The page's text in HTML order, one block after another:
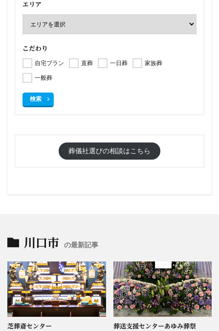
エリア
こだわり
自宅プラン 直葬 一日葬
家族葬
一般葬
検索
葬儀社選びの相談はこちら
川口市 の最新記事
芝葬斎センター 葬送支援センターあゆみ葬祭